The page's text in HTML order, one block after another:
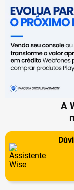
A
1º
ps5
3º
ps4
4º
smartphone
5